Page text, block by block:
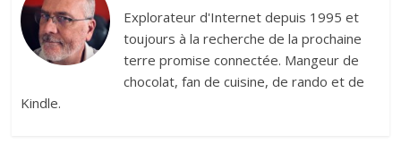
Explorateur d'Internet depuis 1995 et
toujours à la recherche de la prochaine
terre promise connectée. Mangeur de
chocolat, fan de cuisine, de rando et de
Kindle.